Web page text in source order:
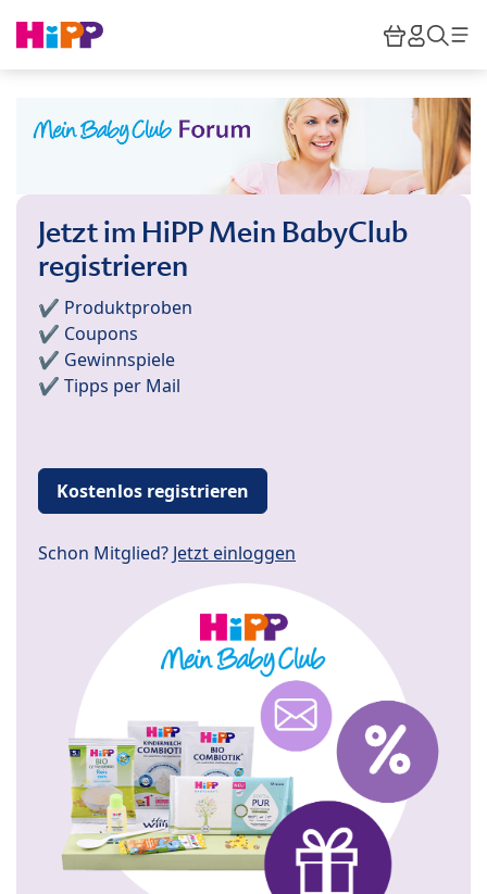
HiPP
Jetzt im HiPP Mein BabyClub
registrieren
✔️ Produktproben
✔️ Coupons
✔️ Gewinnspiele
✔️ Tipps per Mail
Kostenlos registrieren
Schon Mitglied? Jetzt einloggen